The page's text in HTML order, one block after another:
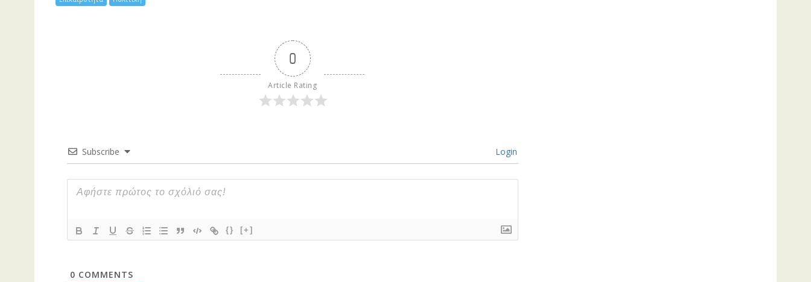
0
Article Rating
Subscribe Login
{} [+]
0 COMMENTS